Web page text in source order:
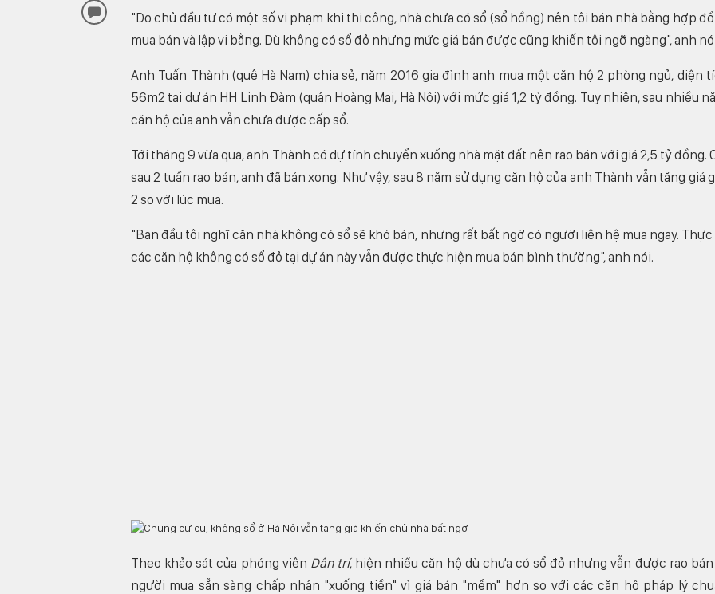
"Do chủ đầu tư có một số vi phạm khi thi công, nhà chưa có sổ (sổ hồng) nên tôi bán nhà bằng hợp
mua bán và lập vi bằng. Dù không có sổ đỏ nhưng mức giá bán được cũng khiến tôi ngỡ ngàng", anh
Anh Tuấn Thành (quê Hà Nam) chia sẻ, năm 2016 gia đình anh mua một căn hộ 2 phòng ngủ, diện
56m2 tại dự án HH Linh Đàm (quận Hoàng Mai, Hà Nội) với mức giá 1,2 tỷ đồng. Tuy nhiên, sau nhiều
căn hộ của anh vẫn chưa được cấp sổ.
Tới tháng 9 vừa qua, anh Thành có dự tính chuyển xuống nhà mặt đất nên rao bán với giá 2,5 tỷ đồng.
sau 2 tuần rao bán, anh đã bán xong. Như vậy, sau 8 năm sử dụng căn hộ của anh Thành vẫn tăng giá
2 so với lúc mua.
"Ban đầu tôi nghĩ căn nhà không có sổ sẽ khó bán, nhưng rất bất ngờ có người liên hệ mua ngay. Thực
các căn hộ không có sổ đỏ tại dự án này vẫn được thực hiện mua bán bình thường", anh nói.
Theo khảo sát của phóng viên Dân trí, hiện nhiều căn hộ dù chưa có sổ đỏ nhưng vẫn được rao bán
người mua sẵn sàng chấp nhận "xuống tiền" vì giá bán "mềm" hơn so với các căn hộ pháp lý